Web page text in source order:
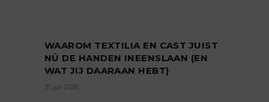
WAAROM TEXTILIA EN CAST JUIST
NÚ DE HANDEN INEENSLAAN (EN
WAT JIJ DAARAAN HEBT)
31 juli 2026